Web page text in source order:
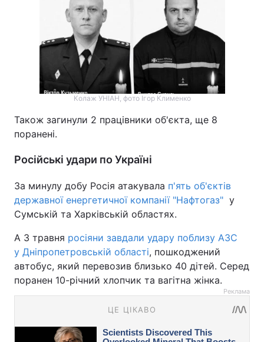
Колаж УНІАН, фото Ігор Клименко
Також загинули 2 працівники об'єкта, ще 8
поранені.
Російські удари по Україні
За минулу добу Росія атакувала п'ять об'єктів
державної енергетичної компанії "Нафтогаз" у
Сумській та Харківській областях.
А 3 травня росіяни завдали удару поблизу АЗС
у Дніпропетровській області, пошкоджений
автобус, який перевозив близько 40 дітей. Серед
поранен 10-річний хлопчик та вагітна жінка.
Реклама